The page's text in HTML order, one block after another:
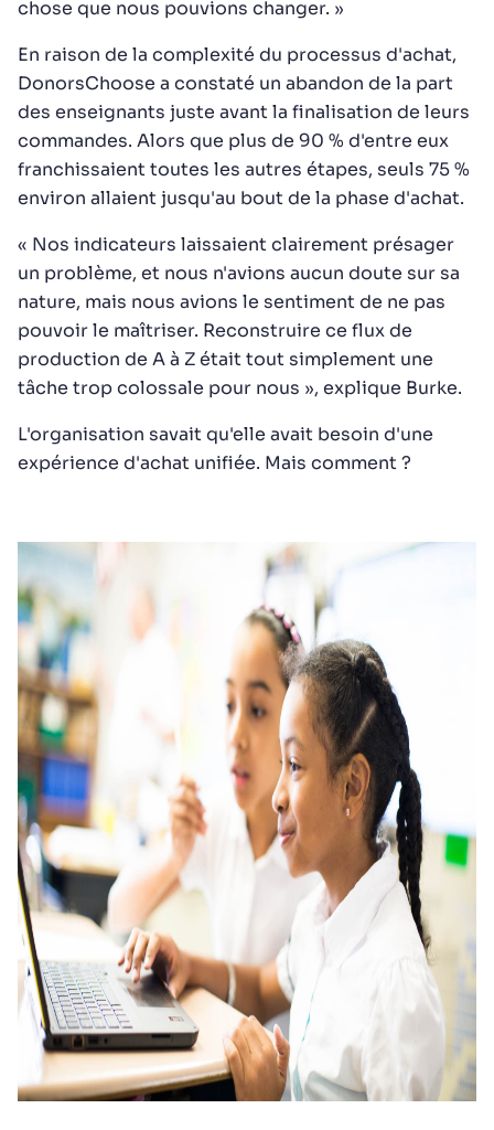
chose que nous pouvions changer. »
En raison de la complexité du processus d'achat,
DonorsChoose a constaté un abandon de la part
des enseignants juste avant la finalisation de leurs
commandes. Alors que plus de 90 % d'entre eux
franchissaient toutes les autres étapes, seuls 75 %
environ allaient jusqu'au bout de la phase d'achat.
« Nos indicateurs laissaient clairement présager
un problème, et nous n'avions aucun doute sur sa
nature, mais nous avions le sentiment de ne pas
pouvoir le maîtriser. Reconstruire ce flux de
production de A à Z était tout simplement une
tâche trop colossale pour nous », explique Burke.
L'organisation savait qu'elle avait besoin d'une
expérience d'achat unifiée. Mais comment ?